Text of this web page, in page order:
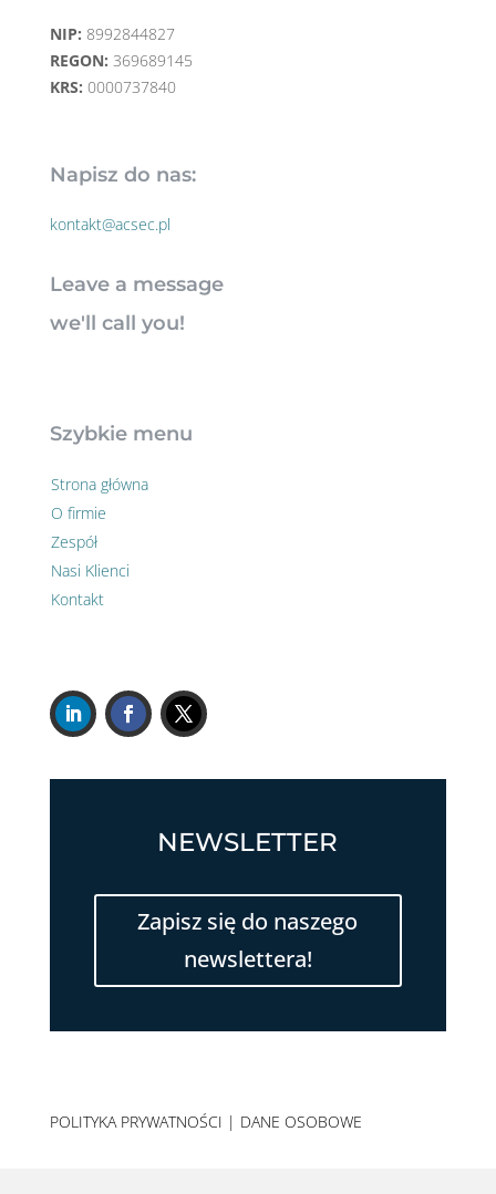
NIP: 8992844827
REGON: 369689145
KRS: 0000737840
Napisz do nas:
kontakt@acsec.pl
Leave a message
we'll call you!
Szybkie menu
Strona główna
O firmie
Zespół
Nasi Klienci
Kontakt
NEWSLETTER
Zapisz się do naszego
newslettera!
POLITYKA PRYWATNOŚCI | DANE OSOBOWE